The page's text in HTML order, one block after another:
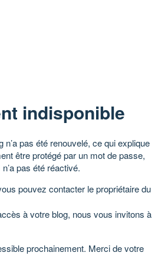
indisponible
pas été renouvelé, ce qui explique
être protégé par un mot de passe,
pas été réactivé.
pouvez contacter le propriétaire du
à votre blog, nous vous invitons à
prochainement. Merci de votre